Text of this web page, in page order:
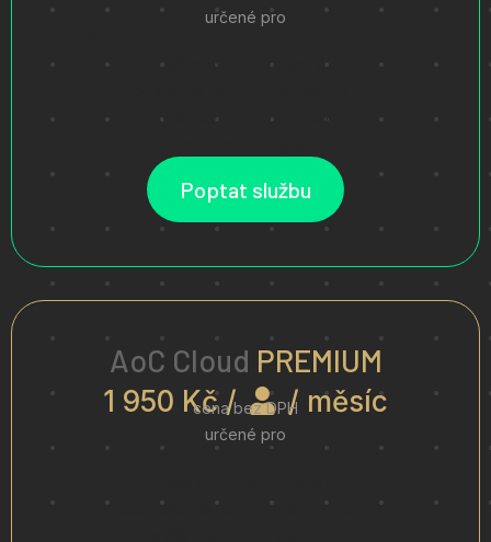
určené pro
Poptat službu
AoC Cloud PREMIUM
1 950 Kč / / měsíc
cena bez DPH
určené pro